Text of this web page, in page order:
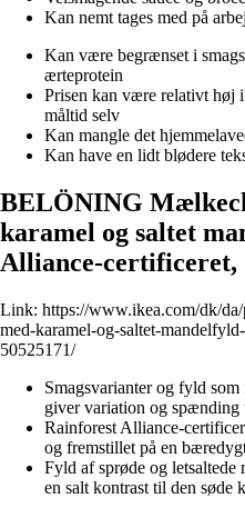
Kan nemt tages med på
Kan være begrænset i
ærteprotein
Prisen kan være relativt høj
måltid selv
Kan mangle det
Kan have en lidt blødere
BELÖNING
karamel og saltet
Alliance-certificeret,
Link: https://www.ikea.com/dk/
med-karamel-og-saltet-
50525171/
Smagsvarianter og fyld
giver variation og spænding
Rainforest Alliance-
og fremstillet på en
Fyld af sprøde og
en salt kontrast til den søde